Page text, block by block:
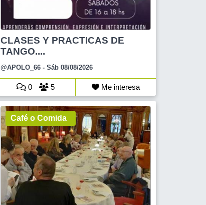
CLASES Y PRACTICAS DE
TANGO....
@APOLO_66 - Sáb 08/08/2026
0 5 Me interesa
Café o Comida